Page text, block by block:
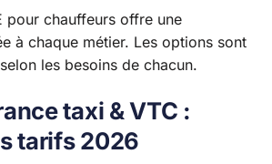
pour chauffeurs offre une
à chaque métier. Les options sont
les besoins de chacun.
taxi & VTC :
tarifs 2026